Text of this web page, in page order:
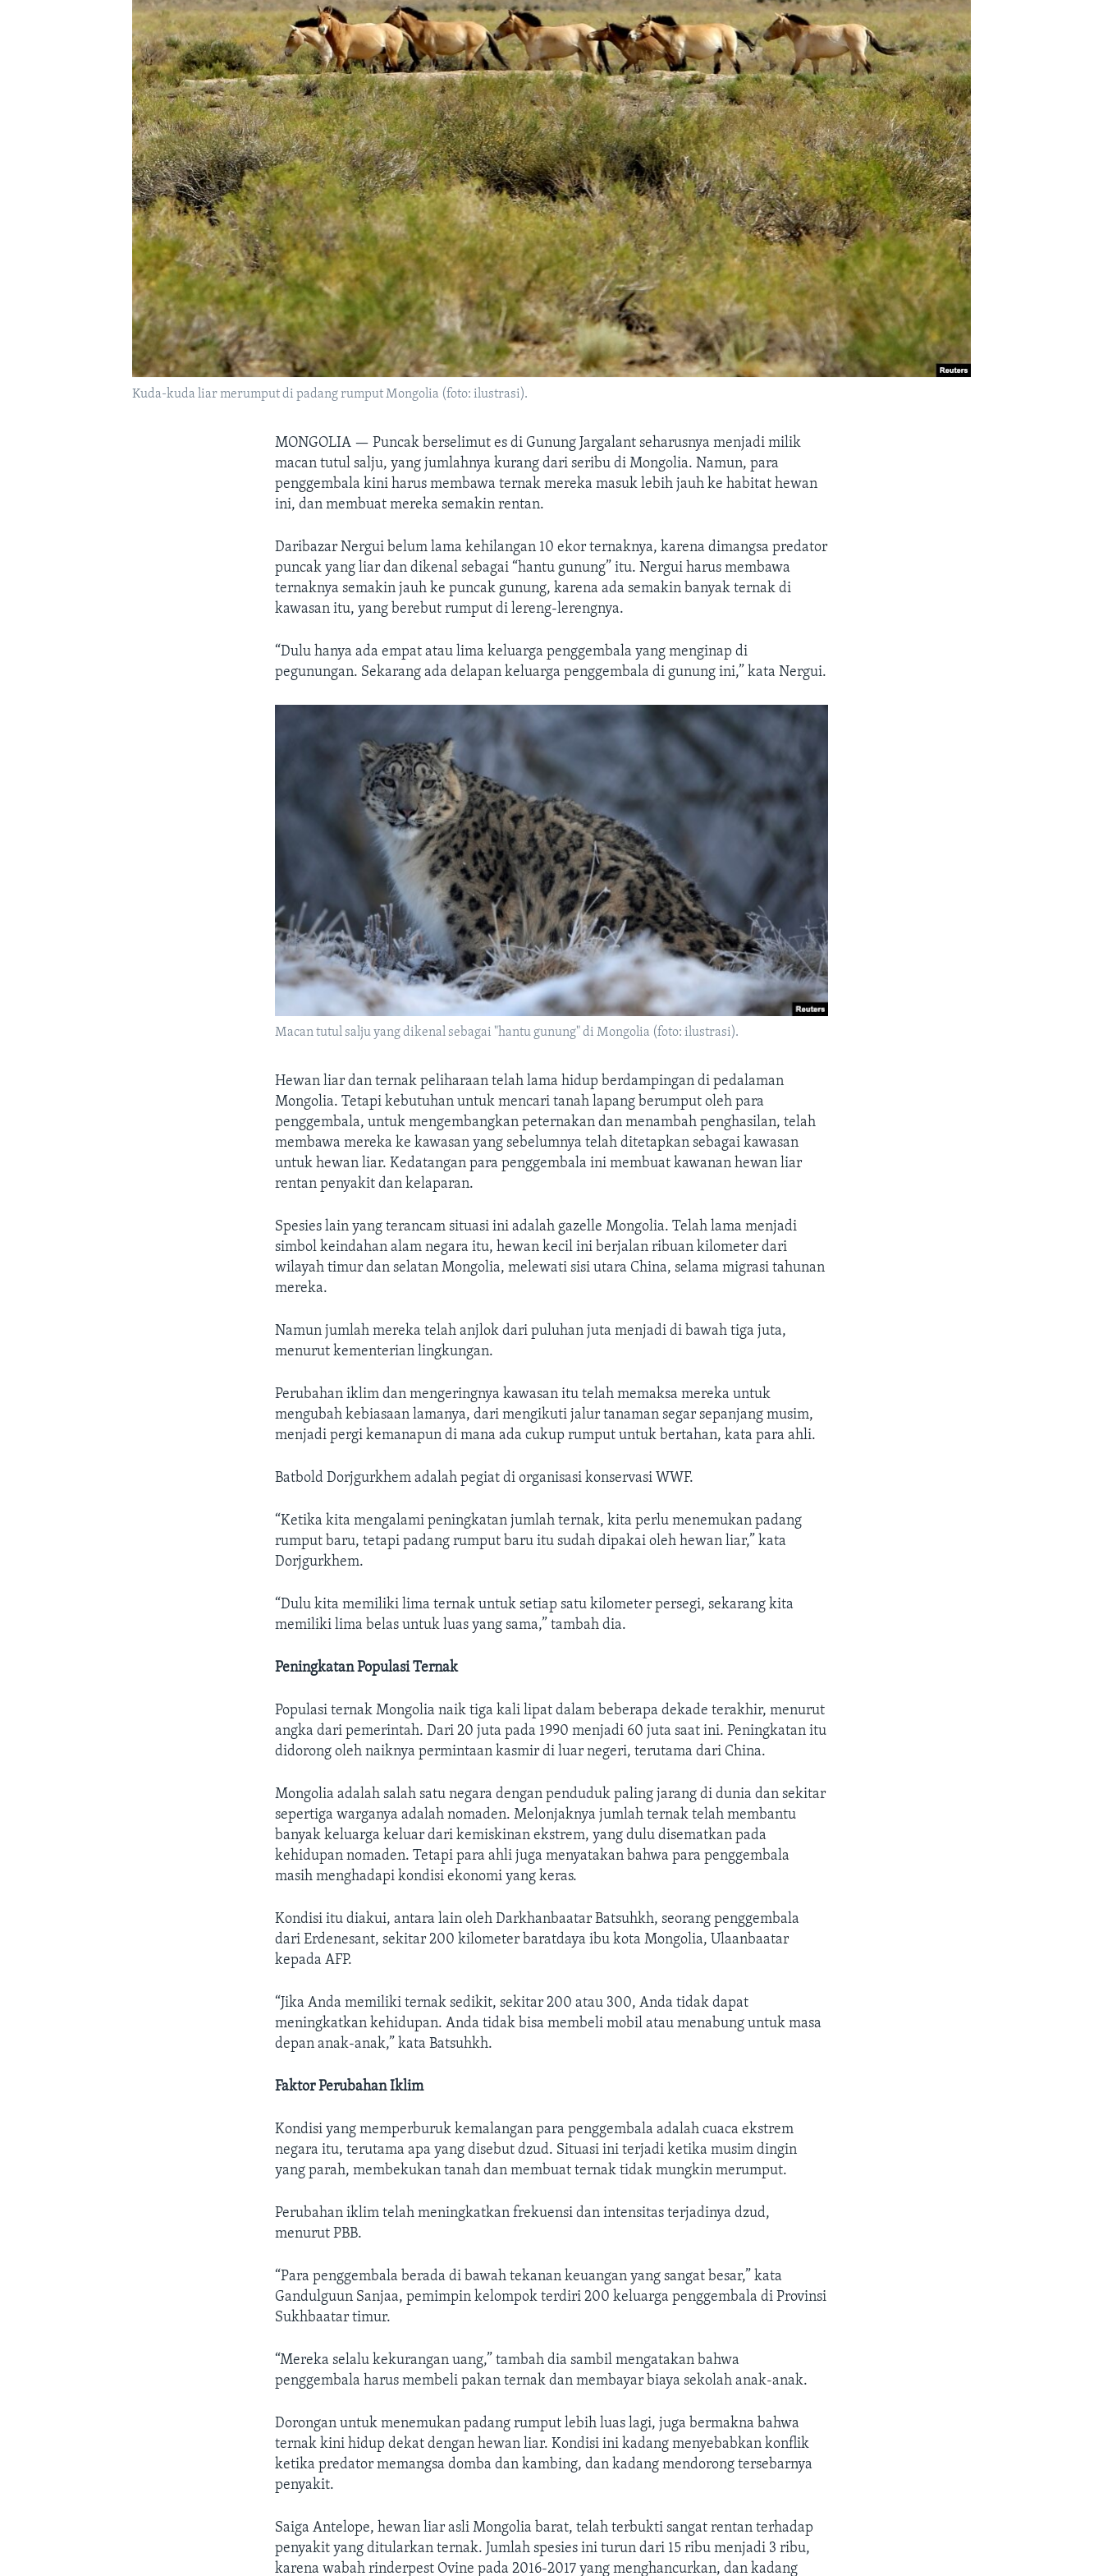
Kuda-kuda liar merumput di padang rumput Mongolia (foto: ilustrasi).
MONGOLIA —Puncak berselimut es di Gunung Jargalant seharusnya menjadi milik
macan tutul salju, yang jumlahnya kurang dari seribu di Mongolia. Namun, para
penggembala kini harus membawa ternak mereka masuk lebih jauh ke habitat hewan
ini, dan membuat mereka semakin rentan.
Daribazar Nergui belum lama kehilangan 10 ekor ternaknya, karena dimangsa predator
puncak yang liar dan dikenal sebagai “hantu gunung” itu. Nergui harus membawa
ternaknya semakin jauh ke puncak gunung, karena ada semakin banyak ternak di
kawasan itu, yang berebut rumput di lereng-lerengnya.
“Dulu hanya ada empat atau lima keluarga penggembala yang menginap di
pegunungan. Sekarang ada delapan keluarga penggembala di gunung ini,” kata Nergui.
Macan tutul salju yang dikenal sebagai "hantu gunung" di Mongolia (foto: ilustrasi).
Hewan liar dan ternak peliharaan telah lama hidup berdampingan di pedalaman
Mongolia. Tetapi kebutuhan untuk mencari tanah lapang berumput oleh para
penggembala, untuk mengembangkan peternakan dan menambah penghasilan, telah
membawa mereka ke kawasan yang sebelumnya telah ditetapkan sebagai kawasan
untuk hewan liar. Kedatangan para penggembala ini membuat kawanan hewan liar
rentan penyakit dan kelaparan.
Spesies lain yang terancam situasi ini adalah gazelle Mongolia. Telah lama menjadi
simbol keindahan alam negara itu, hewan kecil ini berjalan ribuan kilometer dari
wilayah timur dan selatan Mongolia, melewati sisi utara China, selama migrasi tahunan
mereka.
Namun jumlah mereka telah anjlok dari puluhan juta menjadi di bawah tiga juta,
menurut kementerian lingkungan.
Perubahan iklim dan mengeringnya kawasan itu telah memaksa mereka untuk
mengubah kebiasaan lamanya, dari mengikuti jalur tanaman segar sepanjang musim,
menjadi pergi kemanapun di mana ada cukup rumput untuk bertahan, kata para ahli.
Batbold Dorjgurkhem adalah pegiat di organisasi konservasi WWF.
“Ketika kita mengalami peningkatan jumlah ternak, kita perlu menemukan padang
rumput baru, tetapi padang rumput baru itu sudah dipakai oleh hewan liar,” kata
Dorjgurkhem.
“Dulu kita memiliki lima ternak untuk setiap satu kilometer persegi, sekarang kita
memiliki lima belas untuk luas yang sama,” tambah dia.
Peningkatan Populasi Ternak
Populasi ternak Mongolia naik tiga kali lipat dalam beberapa dekade terakhir, menurut
angka dari pemerintah. Dari 20 juta pada 1990 menjadi 60 juta saat ini. Peningkatan itu
didorong oleh naiknya permintaan kasmir di luar negeri, terutama dari China.
Mongolia adalah salah satu negara dengan penduduk paling jarang di dunia dan sekitar
sepertiga warganya adalah nomaden. Melonjaknya jumlah ternak telah membantu
banyak keluarga keluar dari kemiskinan ekstrem, yang dulu disematkan pada
kehidupan nomaden. Tetapi para ahli juga menyatakan bahwa para penggembala
masih menghadapi kondisi ekonomi yang keras.
Kondisi itu diakui, antara lain oleh Darkhanbaatar Batsuhkh, seorang penggembala
dari Erdenesant, sekitar 200 kilometer baratdaya ibu kota Mongolia, Ulaanbaatar
kepada AFP.
“Jika Anda memiliki ternak sedikit, sekitar 200 atau 300, Anda tidak dapat
meningkatkan kehidupan. Anda tidak bisa membeli mobil atau menabung untuk masa
depan anak-anak,” kata Batsuhkh.
Faktor Perubahan Iklim
Kondisi yang memperburuk kemalangan para penggembala adalah cuaca ekstrem
negara itu, terutama apa yang disebut dzud. Situasi ini terjadi ketika musim dingin
yang parah, membekukan tanah dan membuat ternak tidak mungkin merumput.
Perubahan iklim telah meningkatkan frekuensi dan intensitas terjadinya dzud,
menurut PBB.
“Para penggembala berada di bawah tekanan keuangan yang sangat besar,” kata
Gandulguun Sanjaa, pemimpin kelompok terdiri 200 keluarga penggembala di Provinsi
Sukhbaatar timur.
“Mereka selalu kekurangan uang,” tambah dia sambil mengatakan bahwa
penggembala harus membeli pakan ternak dan membayar biaya sekolah anak-anak.
Dorongan untuk menemukan padang rumput lebih luas lagi, juga bermakna bahwa
ternak kini hidup dekat dengan hewan liar. Kondisi ini kadang menyebabkan konflik
ketika predator memangsa domba dan kambing, dan kadang mendorong tersebarnya
penyakit.
Saiga Antelope, hewan liar asli Mongolia barat, telah terbukti sangat rentan terhadap
penyakit yang ditularkan ternak. Jumlah spesies ini turun dari 15 ribu menjadi 3 ribu,
karena wabah rinderpest Ovine pada 2016-2017 yang menghancurkan, dan kadang